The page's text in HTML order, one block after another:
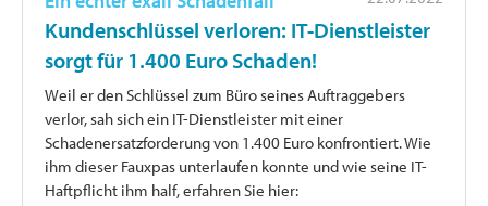
Kundenschlüssel verloren: IT-Dienstleister
sorgt für 1.400 Euro Schaden!
Weil er den Schlüssel zum Büro seines Auftraggebers
verlor, sah sich ein IT-Dienstleister mit einer
Schadenersatzforderung von 1.400 Euro konfrontiert. Wie
ihm dieser Fauxpas unterlaufen konnte und wie seine IT-
Haftpflicht ihm half, erfahren Sie hier: